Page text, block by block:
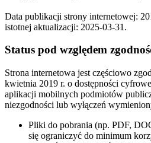
Data publikacji strony internetowej:
istotnej aktualizacji: 2025-03-31 .
Status pod względem
Strona internetowa jest częściowo
kwietnia 2019 r. o dostępności
aplikacji mobilnych podmiotów
niezgodności lub wyłączeń
Pliki do pobrania (np. PDF,
się ograniczyć do minimum